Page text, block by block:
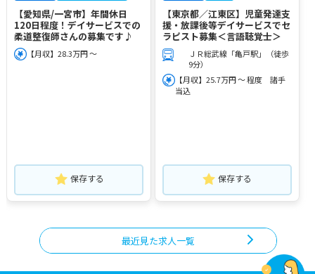
【愛知県/一宮市】年間休日
120日程度！デイサービスでの
柔道整復師さんの募集です♪
【月収】28.3万円 ～
保存する
【東京都／江東区】児童発達支
援・放課後等デイサービスでセ
ラピスト募集＜言語聴覚士＞
ＪＲ総武線「亀戸駅」（徒歩
9分）
【月収】25.7万円 ～ 程度 諸手
当込
保存する
最近見た求人一覧